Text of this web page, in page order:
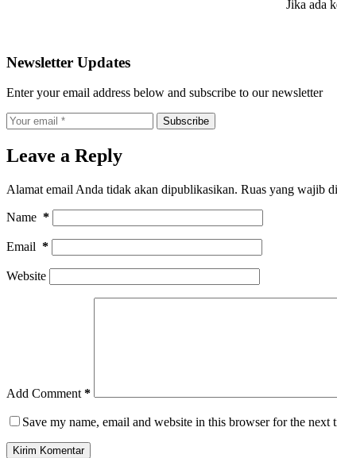
Jika ada
Newsletter Updates
Enter your email address below and subscribe to our newsletter
Subscribe
Leave a Reply
Alamat email Anda tidak akan dipublikasikan. Ruas yang wajib
Name *
Email *
Website
Add Comment *
Save my name, email and website in this browser for the next
Kirim Komentar